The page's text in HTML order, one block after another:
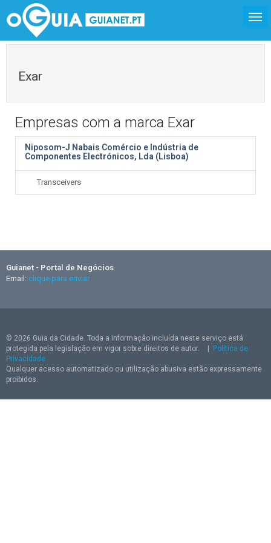
Exar
Empresas com a marca Exar
Niposom-J Nabais Comércio e Indústria de
Componentes Electrónicos, Lda (Lisboa)
Transceivers
Guianet - Portal de Negócios
Email: clique para enviar
© 2026 Guia da Cidade. Toda a informação incluída neste serviço está
protegida pela legislação em vigor sobre direitos de autor.
Política de
Privacidade
Qualquer acesso automatizado ou utilização abusiva estão expressamente
proibidos.